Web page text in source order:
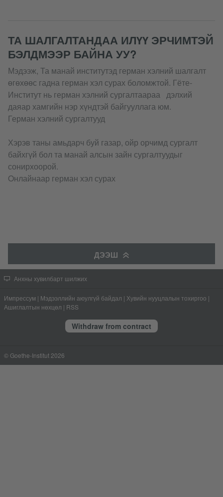
ТА ШАЛГАЛТАНДАА ИЛҮҮ ЭРЧИМТЭЙ
БЭЛДМЭЭР БАЙНА УУ?
Мэдээж, Та манай институтэд герман хэлний шалгалт
өгөхөөс гадна герман хэл сурах боломжтой. Гёте-
Институт нь герман хэлний сургалтаараа дэлхий
даяар хамгийн нэр хүндтэй байгууллага юм.
Герман хэлний сургалтууд
Хэрэв таны амьдарч буй газар, ойр орчимд сургалт
байхгүй бол та манай алсын зайн сургалтуудыг
сонирхоорой.
Oнлайнаар герман хэл сурах
ДЭЭШ
Анхны хувилбарт шилжих
Импрессум | Мэдээллийн аюулгүй байдал | Хувийн нууцлалын тохиргоо |
Ашиглалтын нөхцөл | RSS
Withdraw from contract
© Goethe-Institut 2026